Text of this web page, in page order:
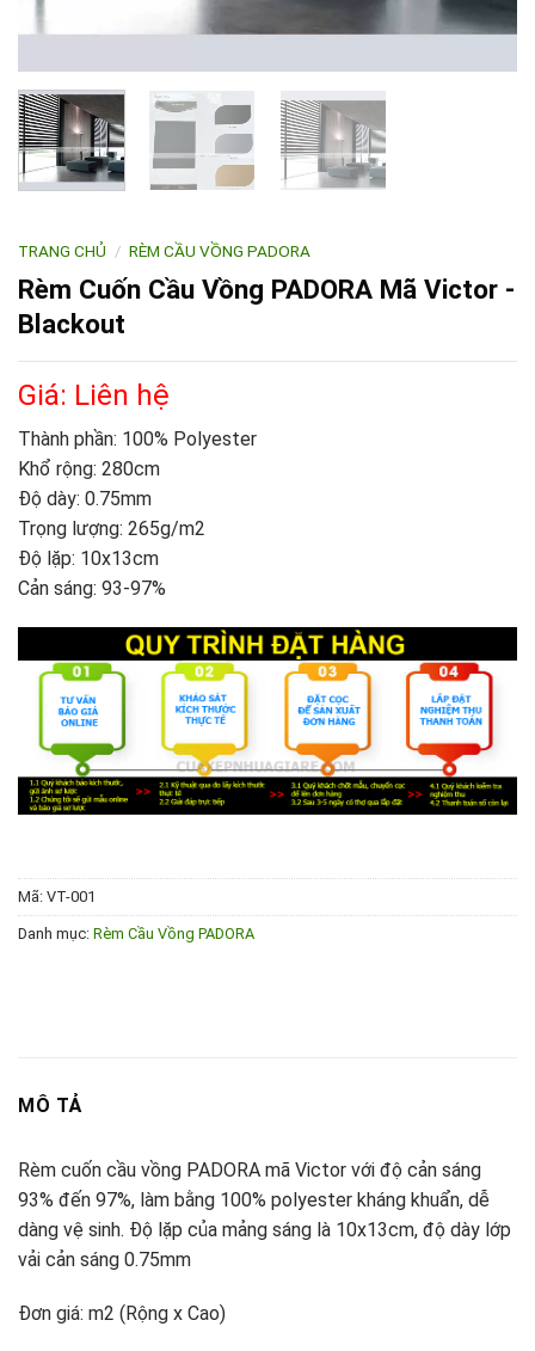
TRANG CHỦ / RÈM CẦU VỒNG PADORA
Rèm Cuốn Cầu Vồng PADORA Mã Victor -
Blackout
Giá: Liên hệ
Thành phần: 100% Polyester
Khổ rộng: 280cm
Độ dày: 0.75mm
Trọng lượng: 265g/m2
Độ lặp: 10x13cm
Cản sáng: 93-97%
Mã: VT-001
Danh mục: Rèm Cầu Vồng PADORA
MÔ TẢ
Rèm cuốn cầu vồng PADORA mã Victor với độ cản sáng
93% đến 97%, làm bằng 100% polyester kháng khuẩn, dễ
dàng vệ sinh. Độ lặp của mảng sáng là 10x13cm, độ dày lớp
vải cản sáng 0.75mm
Đơn giá: m2 (Rộng x Cao)